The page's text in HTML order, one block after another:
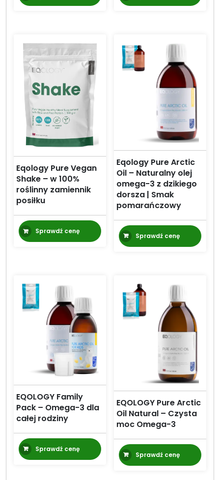
Eqology Pure Vegan
Shake – w 100%
roślinny zamiennik
posiłku
Sprawdź cenę
Eqology Pure Arctic
Oil – Naturalny olej
omega-3 z dzikiego
dorsza | Smak
pomarańczowy
Sprawdź cenę
EQOLOGY Family
Pack – Omega-3 dla
całej rodziny
Sprawdź cenę
EQOLOGY Pure Arctic
Oil Natural – Czysta
moc Omega-3
Sprawdź cenę